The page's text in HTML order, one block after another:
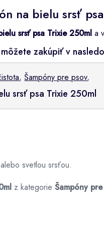
na bielu srsť
srsť psa Trixie 250ml a
zakúpiť v
,Šampóny pre psov,
srsť psa Trixie 250ml
svetlou srsťou.
z kategorie Šampóny